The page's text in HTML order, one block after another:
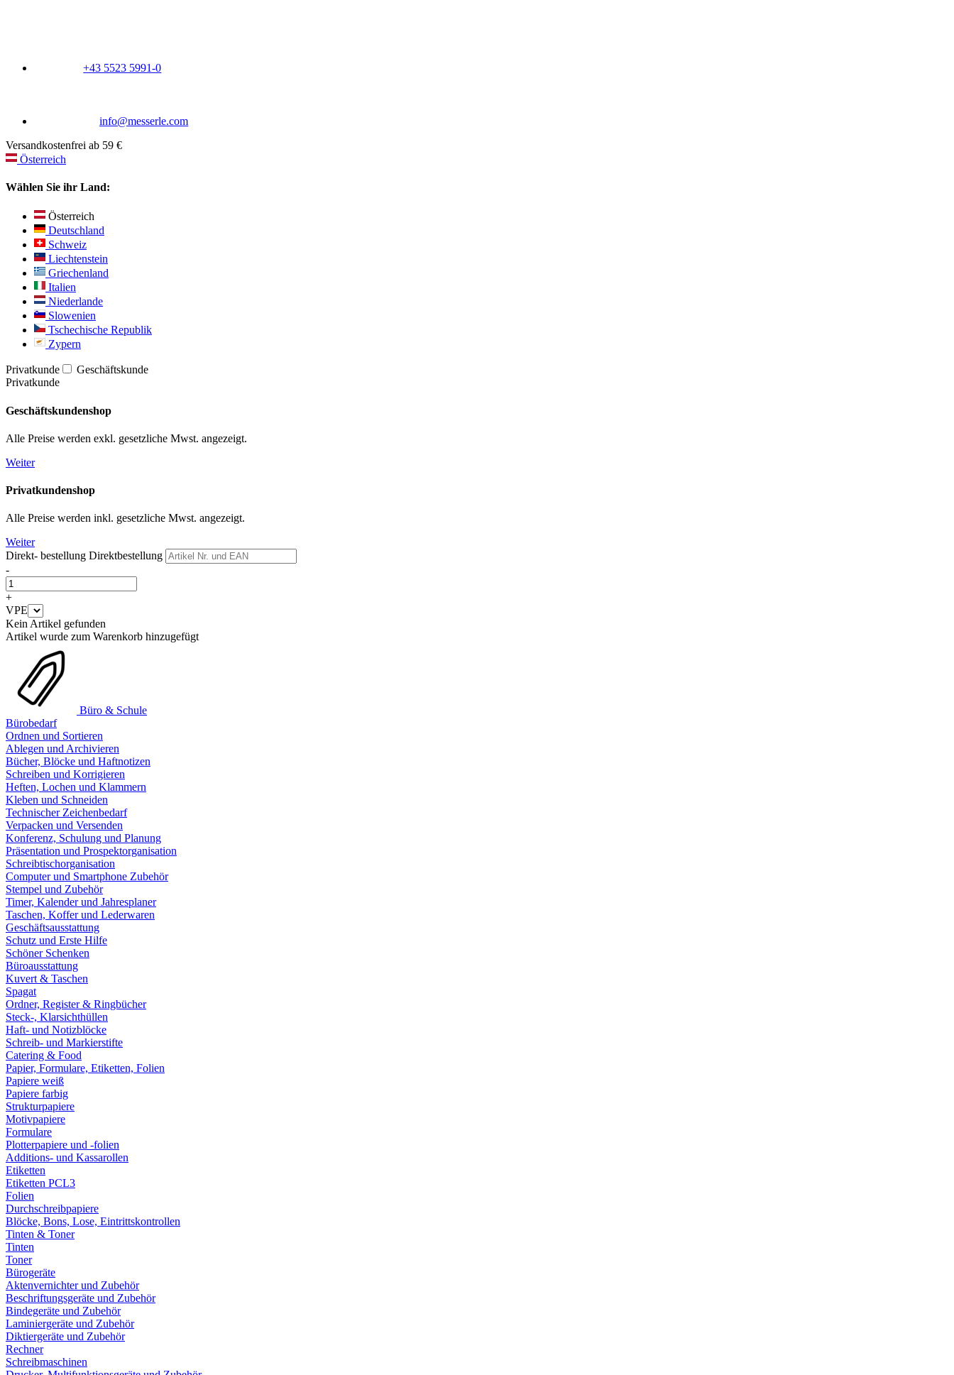
+43 5523 5991-0
info@messerle.com
Versandkostenfrei ab 59 €
Österreich
Wählen Sie ihr Land:
Österreich
Deutschland
Schweiz
Liechtenstein
Griechenland
Italien
Niederlande
Slowenien
Tschechische Republik
Zypern
Privatkunde
Geschäftskunde
Privatkunde
Geschäftskundenshop
Alle Preise werden exkl. gesetzliche Mwst. angezeigt.
Weiter
Privatkundenshop
Alle Preise werden inkl. gesetzliche Mwst. angezeigt.
Weiter
Direkt- bestellung Direktbestellung
-
+
VPE
Kein Artikel gefunden
Artikel wurde zum Warenkorb hinzugefügt
Büro & Schule
Bürobedarf
Ordnen und Sortieren
Ablegen und Archivieren
Bücher, Blöcke und Haftnotizen
Schreiben und Korrigieren
Heften, Lochen und Klammern
Kleben und Schneiden
Technischer Zeichenbedarf
Verpacken und Versenden
Konferenz, Schulung und Planung
Präsentation und Prospektorganisation
Schreibtischorganisation
Computer und Smartphone Zubehör
Stempel und Zubehör
Timer, Kalender und Jahresplaner
Taschen, Koffer und Lederwaren
Geschäftsausstattung
Schutz und Erste Hilfe
Schöner Schenken
Büroausstattung
Kuvert & Taschen
Spagat
Ordner, Register & Ringbücher
Steck-, Klarsichthüllen
Haft- und Notizblöcke
Schreib- und Markierstifte
Catering & Food
Papier, Formulare, Etiketten, Folien
Papiere weiß
Papiere farbig
Strukturpapiere
Motivpapiere
Formulare
Plotterpapiere und -folien
Additions- und Kassarollen
Etiketten
Etiketten PCL3
Folien
Durchschreibpapiere
Blöcke, Bons, Lose, Eintrittskontrollen
Tinten & Toner
Tinten
Toner
Bürogeräte
Aktenvernichter und Zubehör
Beschriftungsgeräte und Zubehör
Bindegeräte und Zubehör
Laminiergeräte und Zubehör
Diktiergeräte und Zubehör
Rechner
Schreibmaschinen